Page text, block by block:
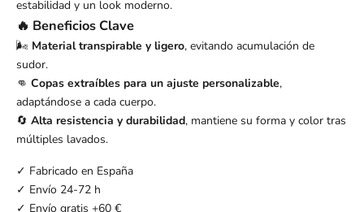
estabilidad y un look moderno.
🔥 Beneficios Clave
🌬️ Material transpirable y ligero, evitando acumulación de
sudor.
👊 Copas extraíbles para un ajuste personalizable,
adaptándose a cada cuerpo.
🔄 Alta resistencia y durabilidad, mantiene su forma y color tras
múltiples lavados.
✓ Fabricado en España
✓ Envío 24-72 h
✓ Envío gratis +60 €